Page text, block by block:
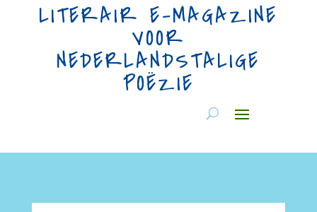
LITERAIR E-MAGAZINE
VOOR
NEDERLANDSTALIGE
POËZIE